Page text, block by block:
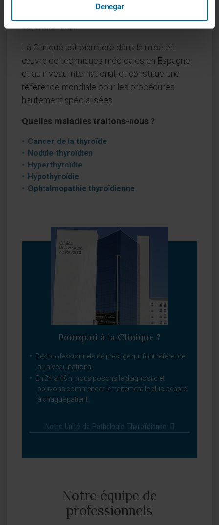
Denegar
un suivi continu est assuré afin d’atteindre les
objectifs fixés.
La Clinique est pionnière dans la mise en
œuvre de techniques médicales en Espagne
et au niveau international, et constitue une
référence mondiale pour les procédures
hautement spécialisées.
Quelles maladies traitons-nous ?
Cancer de la thyroïde
Nodule thyroïdien
Hyperthyroïdie
Hypothyroïdie
Ophtalmopathie thyroïdienne
Pourquoi à la Clinique ?
Des professionnels de prestige qui font référence
au niveau national.
En 24 à 48 h, nous posons le diagnostic et
pouvons commencer le traitement le plus adapté
à chaque patient.
Notre Unité de Pathologie Thyroïdienne
Notre équipe de
professionnels